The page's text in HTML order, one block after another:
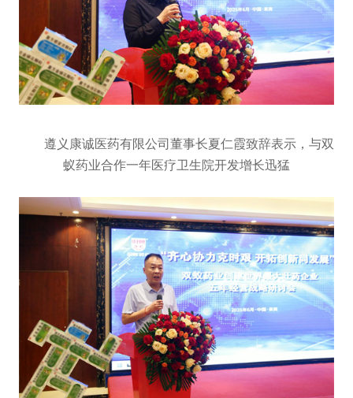
遵义康诚医药有限公司董事长夏仁霞致辞表示，与双
蚁药业合作一年医疗卫生院开发增长迅猛